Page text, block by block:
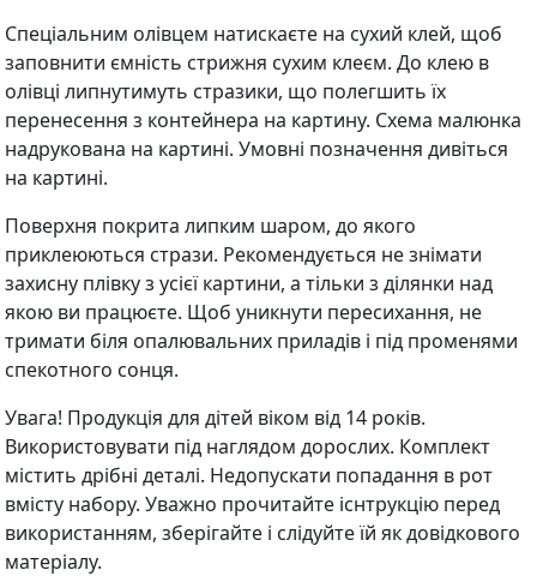
Спеціальним олівцем натискаєте на сухий клей, щоб
заповнити ємність стрижня сухим клеєм. До клею в
олівці липнутимуть стразики, що полегшить їх
перенесення з контейнера на картину. Схема малюнка
надрукована на картині. Умовні позначення дивіться
на картині.
Поверхня покрита липким шаром, до якого
приклеюються стрази. Рекомендується не знімати
захисну плівку з усієї картини, а тільки з ділянки над
якою ви працюєте. Щоб уникнути пересихання, не
тримати біля опалювальних приладів і під променями
спекотного сонця.
Увага! Продукція для дітей віком від 14 років.
Використовувати під наглядом дорослих. Комплект
містить дрібні деталі. Недопускати попадання в рот
вмісту набору. Уважно прочитайте існтрукцію перед
використанням, зберігайте і слідуйте їй як довідкового
матеріалу.